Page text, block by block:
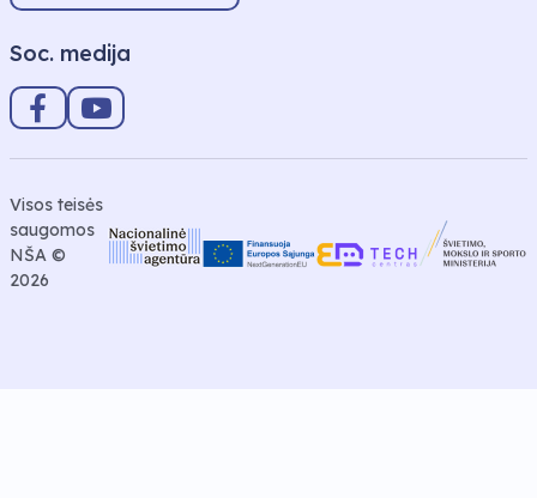
Soc. medija
Visos teisės
saugomos
NŠA ©
2026